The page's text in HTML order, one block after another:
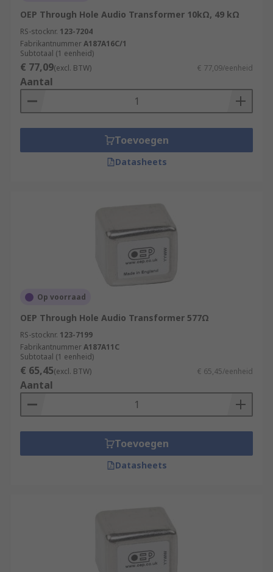
OEP Through Hole Audio Transformer 10kΩ, 49 kΩ
RS-stocknr. 123-7204
FabrikantnummerA187A16C/1
Subtotaal (1 eenheid)
€ 77,09(excl. BTW) € 77,09/eenheid
Aantal
Toevoegen
Datasheets
Op voorraad
OEP Through Hole Audio Transformer 577Ω
RS-stocknr. 123-7199
FabrikantnummerA187A11C
Subtotaal (1 eenheid)
€ 65,45(excl. BTW) € 65,45/eenheid
Aantal
Toevoegen
Datasheets